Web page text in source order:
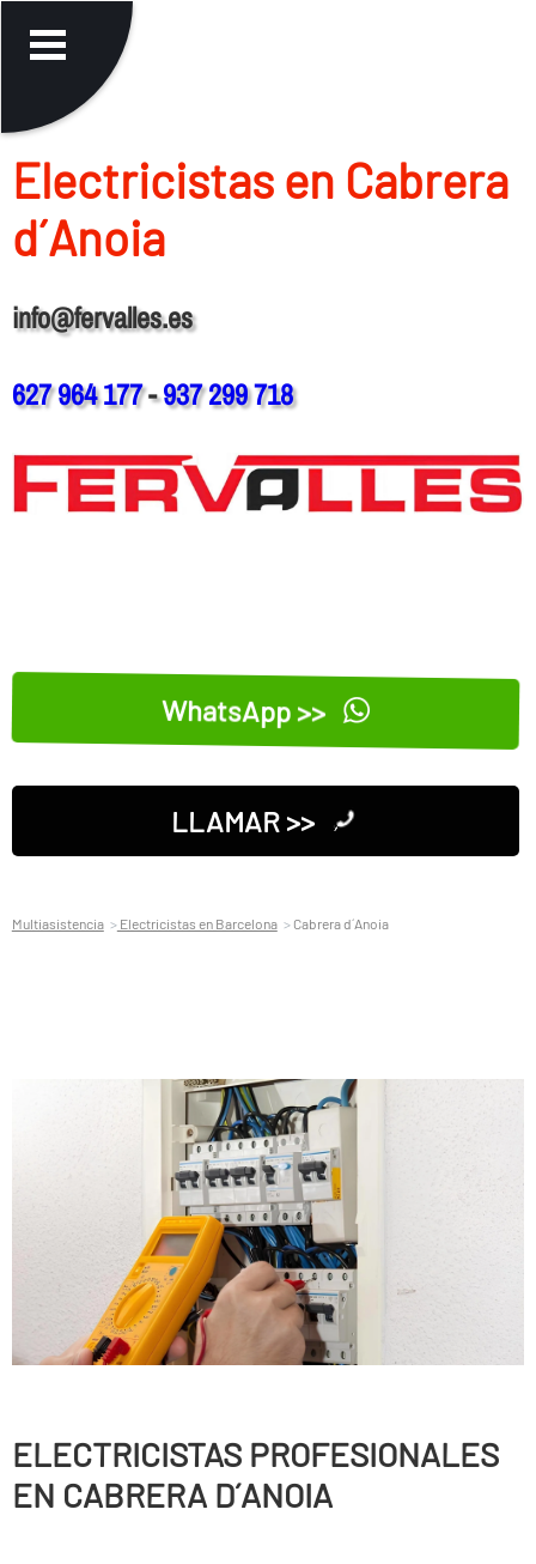
Electricistas en Cabrera
d´Anoia
info@fervalles.es
627 964 177-937 299 718
WhatsApp >>
LLAMAR >>
Multiasistencia Electricistas en Barcelona Cabrera d´Anoia
ELECTRICISTAS PROFESIONALES
EN CABRERA D´ANOIA